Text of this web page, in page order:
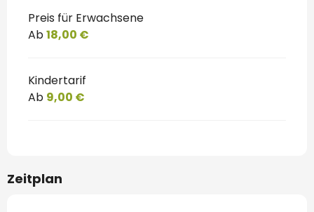
Preis für Erwachsene
Ab18,00 €
Kindertarif
Ab 9,00 €
Zeitplan